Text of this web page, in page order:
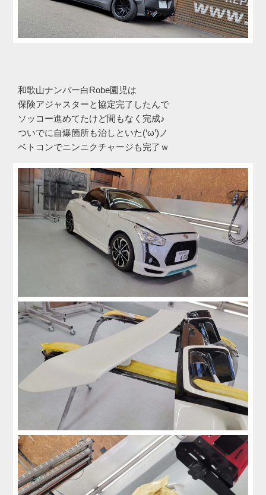
和歌山ナンバー白Robe園児は
保険アジャスターと協定完了したんで
ソッコー進めてたけど間もなく完成♪
ついでに自爆箇所も治しといた(‘ω’)ノ
ベトコンでニンニクチャージも完了ｗ